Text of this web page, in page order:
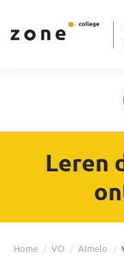
Leren
Home VO Almelo